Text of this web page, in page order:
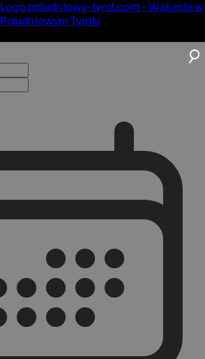
Logo poludniowy-tyrol.com - Wakacje w
Południowym Tyrolu